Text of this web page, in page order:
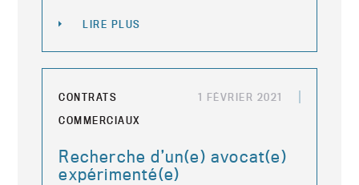
LIRE PLUS
CONTRATS
COMMERCIAUX
1 FÉVRIER 2021
Recherche d’un(e) avocat(e)
expérimenté(e)